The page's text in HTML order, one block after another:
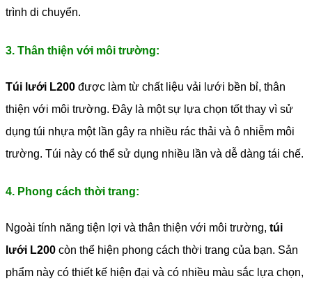
trình di chuyển.
3. Thân thiện với môi trường:
Túi lưới L200 được làm từ chất liệu vải lưới bền bỉ, thân
thiện với môi trường. Đây là một sự lựa chọn tốt thay vì sử
dụng túi nhựa một lần gây ra nhiều rác thải và ô nhiễm môi
trường. Túi này có thể sử dụng nhiều lần và dễ dàng tái chế.
4. Phong cách thời trang:
Ngoài tính năng tiện lợi và thân thiện với môi trường, túi
lưới L200 còn thể hiện phong cách thời trang của bạn. Sản
phẩm này có thiết kế hiện đại và có nhiều màu sắc lựa chọn,